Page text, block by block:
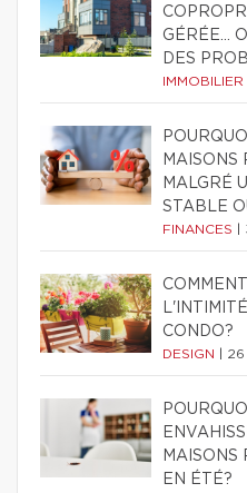
GÉRÉE…
DES
IMMOBILIER
MAISONS
MALGRÉ
STABLE
FINANCES
CONDO?
DESIGN
MAISONS
EN ÉTÉ?